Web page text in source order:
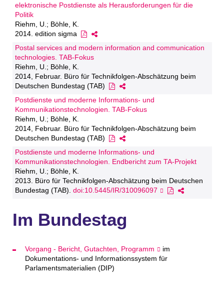
elektronische Postdienste als Herausforderungen für die
Politik
Riehm, U.; Böhle, K.
2014. edition sigma
Postal services and modern information and communication
technologies. TAB-Fokus
Riehm, U.; Böhle, K.
2014, Februar. Büro für Technikfolgen-Abschätzung beim
Deutschen Bundestag (TAB)
Postdienste und moderne Informations- und
Kommunikationstechnologien. TAB-Fokus
Riehm, U.; Böhle, K.
2014, Februar. Büro für Technikfolgen-Abschätzung beim
Deutschen Bundestag (TAB)
Postdienste und moderne Informations- und
Kommunikationstechnologien. Endbericht zum TA-Projekt
Riehm, U.; Böhle, K.
2013. Büro für Technikfolgen-Abschätzung beim Deutschen
Bundestag (TAB). doi:10.5445/IR/310096097
Im Bundestag
Vorgang - Bericht, Gutachten, Programm
im
Dokumentations- und Informationssystem für
Parlamentsmaterialien (DIP)